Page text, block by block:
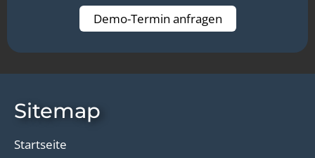
Demo-Termin anfragen
Sitemap
Startseite